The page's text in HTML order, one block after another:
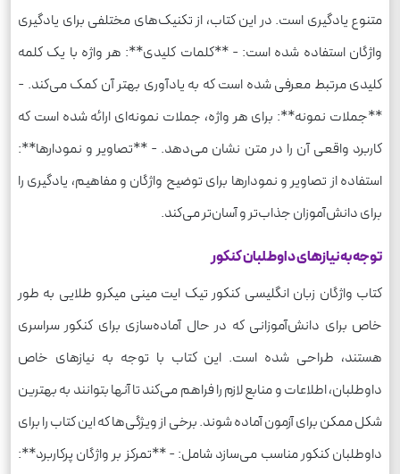
متنوع یادگیری است. در این کتاب، از تکنیک‌های مختلفی برای یادگیری
واژگان استفاده شده است: - **کلمات کلیدی**: هر واژه با یک کلمه
کلیدی مرتبط معرفی شده است که به یادآوری بهتر آن کمک می‌کند. -
**جملات نمونه**: برای هر واژه، جملات نمونه‌ای ارائه شده است که
کاربرد واقعی آن را در متن نشان می‌دهد. - **تصاویر و نمودارها**:
استفاده از تصاویر و نمودارها برای توضیح واژگان و مفاهیم، یادگیری را
برای دانش‌آموزان جذاب‌تر و آسان‌تر می‌کند.
توجه به نیازهای داوطلبان کنکور
کتاب واژگان زبان انگلیسی کنکور تیک ایت مینی میکرو طلایی به طور
خاص برای دانش‌آموزانی که در حال آماده‌سازی برای کنکور سراسری
هستند، طراحی شده است. این کتاب با توجه به نیازهای خاص
داوطلبان، اطلاعات و منابع لازم را فراهم می‌کند تا آنها بتوانند به بهترین
شکل ممکن برای آزمون آماده شوند. برخی از ویژگی‌ها که این کتاب را برای
داوطلبان کنکور مناسب می‌سازد شامل: - **تمرکز بر واژگان پرکاربرد**: